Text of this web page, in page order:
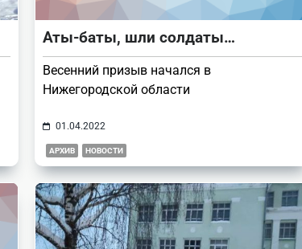
Аты-баты, шли солдаты…
Весенний призыв начался в
Нижегородской области
01.04.2022
АРХИВ НОВОСТИ